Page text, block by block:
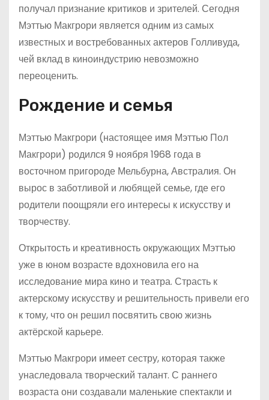
получал признание критиков и зрителей. Сегодня
Мэттью Макгрори является одним из самых
известных и востребованных актеров Голливуда,
чей вклад в киноиндустрию невозможно
переоценить.
Рождение и семья
Мэттью Макгрори (настоящее имя Мэттью Пол
Макгрори) родился 9 ноября 1968 года в
восточном пригороде Мельбурна, Австралия. Он
вырос в заботливой и любящей семье, где его
родители поощряли его интересы к искусству и
творчеству.
Открытость и креативность окружающих Мэттью
уже в юном возрасте вдохновила его на
исследование мира кино и театра. Страсть к
актерскому искусству и решительность привели его
к тому, что он решил посвятить свою жизнь
актёрской карьере.
Мэттью Макгрори имеет сестру, которая также
унаследовала творческий талант. С раннего
возраста они создавали маленькие спектакли и